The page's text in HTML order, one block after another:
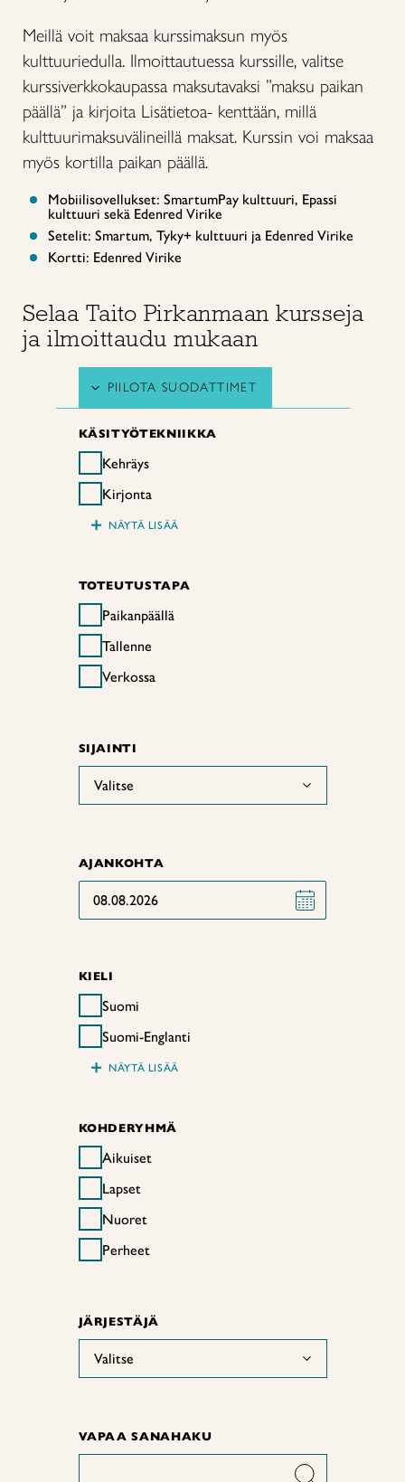
Meillä voit maksaa kurssimaksun myös
kulttuuriedulla. Ilmoittautuessa kurssille, valitse
kurssiverkkokaupassa maksutavaksi ”maksu paikan
päällä” ja kirjoita Lisätietoa- kenttään, millä
kulttuurimaksuvälineillä maksat. Kurssin voi maksaa
myös kortilla paikan päällä.
Mobiilisovellukset: SmartumPay kulttuuri, Epassi
kulttuuri sekä Edenred Virike
Setelit: Smartum, Tyky+ kulttuuri ja Edenred Virike
Kortti: Edenred Virike
Selaa Taito Pirkanmaan kursseja
ja ilmoittaudu mukaan
PIILOTA SUODATTIMET
KÄSITYÖTEKNIIKKA
Kehräys
Kirjonta
+ NÄYTÄ LISÄÄ
TOTEUTUSTAPA
Paikanpäällä
Tallenne
Verkossa
SIJAINTI
Valitse
AJANKOHTA
08.08.2026
KIELI
Suomi
Suomi-Englanti
+ NÄYTÄ LISÄÄ
KOHDERYHMÄ
Aikuiset
Lapset
Nuoret
Perheet
JÄRJESTÄJÄ
Valitse
VAPAA SANAHAKU